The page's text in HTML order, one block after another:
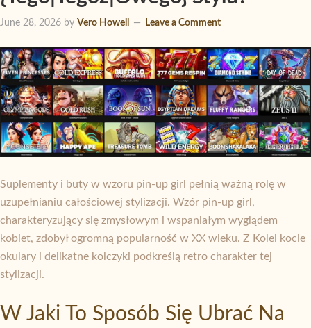
June 28, 2026 by Vero Howell Leave a Comment
Suplementy i buty w wzoru pin-up girl pełnią ważną rolę w
uzupełnianiu całościowej stylizacji. Wzór pin-up girl,
charakteryzujący się zmysłowym i wspaniałym wyglądem
kobiet, zdobył ogromną popularność w XX wieku. Z Kolei kocie
okulary i delikatne kolczyki podkreślą retro charakter tej
stylizacji.
W Jaki To Sposób Się Ubrać Na